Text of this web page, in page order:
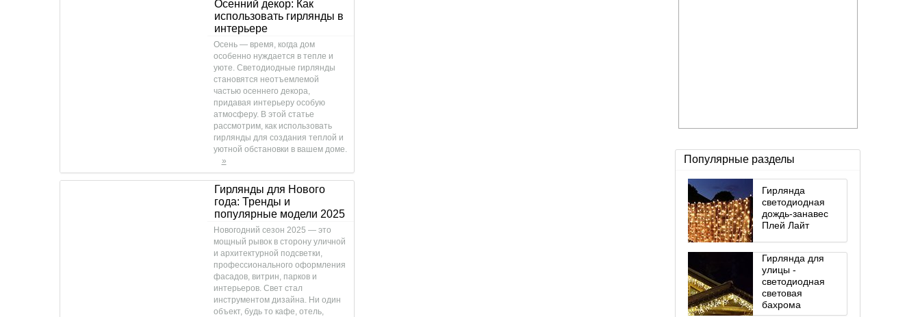
Популярные разделы
Гирлянда
светодиодная
дождь-занавес
Плей Лайт
Гирлянда для
улицы -
светодиодная
световая
бахрома
Осенний декор: Как
использовать гирлянды в
интерьере
Осень — время, когда дом
особенно нуждается в тепле и
уюте. Светодиодные гирлянды
становятся неотъемлемой
частью осеннего декора,
придавая интерьеру особую
атмосферу. В этой статье
рассмотрим, как использовать
гирлянды для создания теплой и
уютной обстановки в вашем доме.
»
Гирлянды для Нового
года: Тренды и
популярные модели 2025
Новогодний сезон 2025 — это
мощный рывок в сторону уличной
и архитектурной подсветки,
профессионального оформления
фасадов, витрин, парков и
интерьеров. Свет стал
инструментом дизайна. Ни один
объект, будь то кафе, отель,